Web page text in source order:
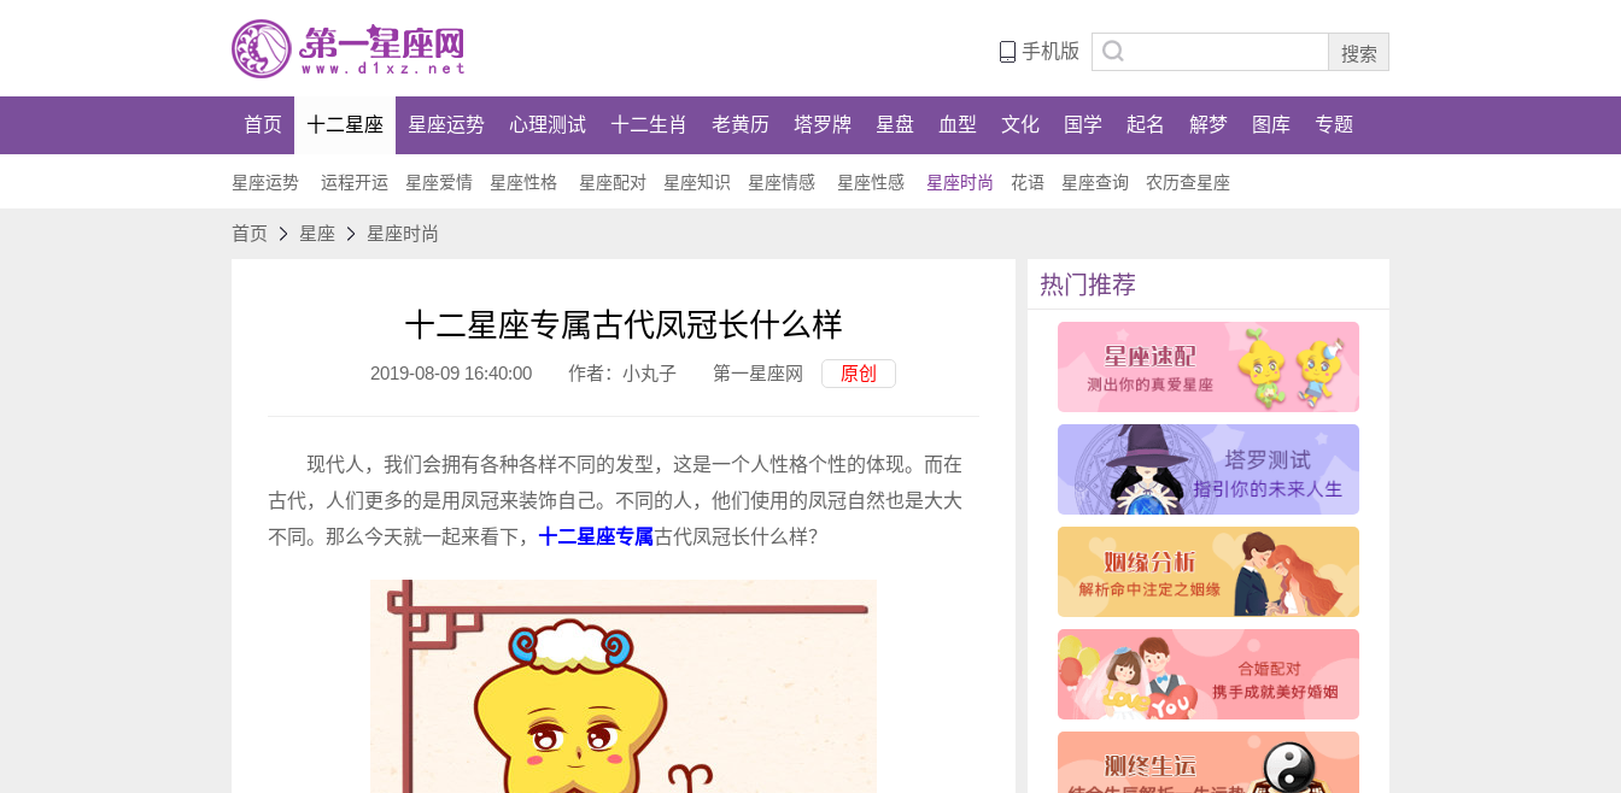
手机版
首页 十二星座 星座运势 心理测试 十二生肖 老黄历 塔罗牌 星盘 血型 文化 国学 起名 解梦 图库 专题
星座运势 运程开运 星座爱情 星座性格 星座配对 星座知识 星座情感 星座性感 星座时尚 花语 星座查询 农历查星座
首页 星座 星座时尚
十二星座专属古代凤冠长什么样
2019-08-09 16:40:00 作者： 小丸子 第一星座网 原创
现代人，我们会拥有各种各样不同的发型，这是一个人性格个性的体现。而在
古代，人们更多的是用凤冠来装饰自己。不同的人，他们使用的凤冠自然也是大大
不同。那么今天就一起来看下， 十二星座专属古代凤冠长什么样？
热门推荐